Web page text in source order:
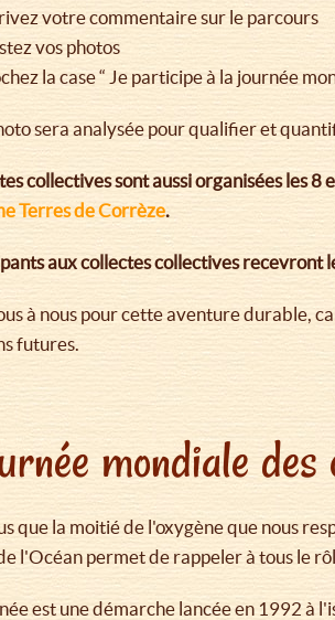
votre commentaire sur le parcours
vos photos
la case “ Je participe à la journée
sera analysée pour qualifier et
collectives sont aussi organisées les 8
Terres de Corrèze.
aux collectes collectives
à nous pour cette aventure durable,
futures.
mondiale
que la moitié de l'oxygène que nous
l'Océan permet de rappeler à tous le
est une démarche lancée en 1992 à